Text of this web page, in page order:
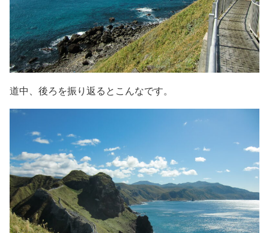
道中、後ろを振り返るとこんなです。